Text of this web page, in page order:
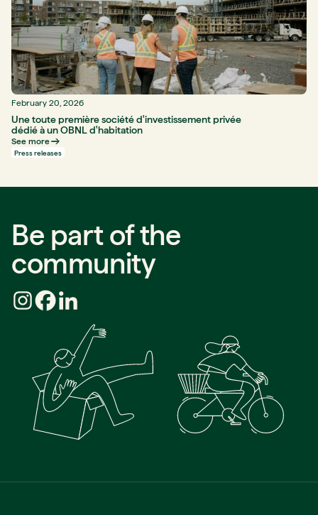
February 20, 2026
Une toute première société d'investissement privée
dédié à un OBNL d'habitation
See more
Press releases
Be part of the
community